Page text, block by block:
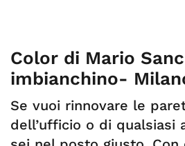
Color di Mario
imbianchino-
Se vuoi rinnovare le
dell’ufficio o di qualsiasi